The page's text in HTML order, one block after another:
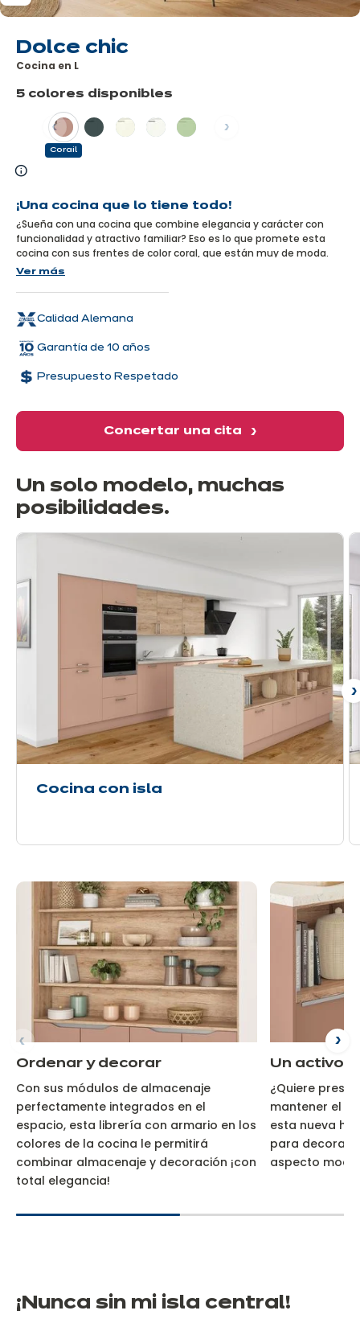
Dolce chic
Cocina en L
Más
5 colores disponibles
Anterior
¡Una cocina que lo tiene todo!
¿Sueña con una cocina que combine elegancia y carácter con
funcionalidad y atractivo familiar? Eso es lo que promete esta
cocina con sus frentes de color coral, que están muy de moda.
Pero eso no es todo... También es eco-responsable gracias a sus
más se puede pedir?
Ver más
Calidad Alemana
Garantía de 10 años
Presupuesto Respetado
Concertar una cita
Un solo modelo, muchas
posibilidades.
Cocina con isla
Ordenar y decorar
Con sus módulos de almacenaje
perfectamente integrados en el
espacio, esta librería con armario en los
colores de la cocina le permitirá
combinar almacenaje y decoración ¡con
total elegancia!
Un activo
¿Quiere
mantener el
esta nueva
para decorar
aspecto
¡Nunca sin mi isla central!
Corail